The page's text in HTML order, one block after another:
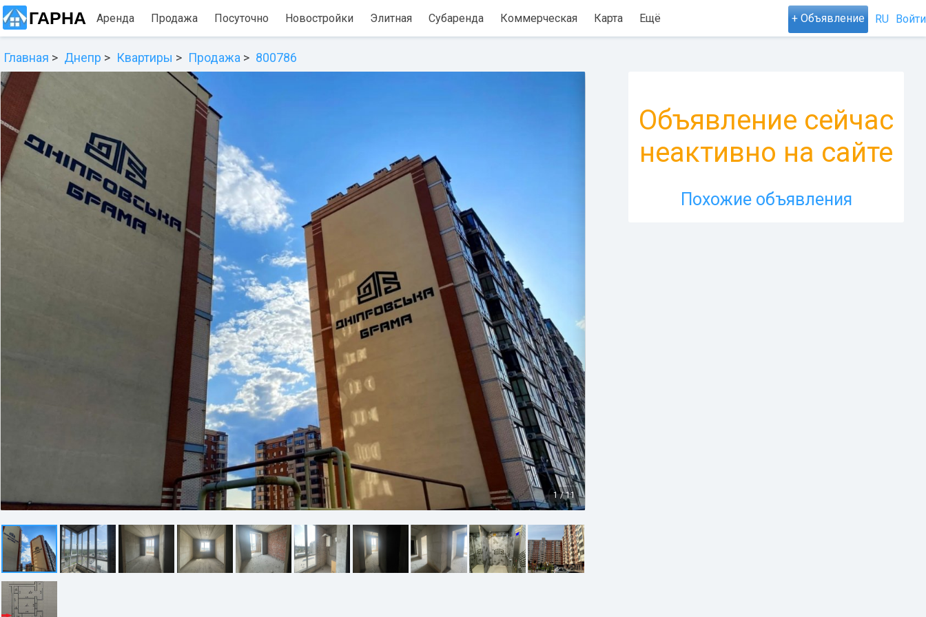
ГАРНА Аренда Продажа Посуточно Новостройки Элитная Субаренда Коммерческая Карта Ещё + Объявление RU Войти
Главная Днепр Квартиры Продажа 800786
1/11
Объявление сейчас
неактивно на сайте
Похожие объявления